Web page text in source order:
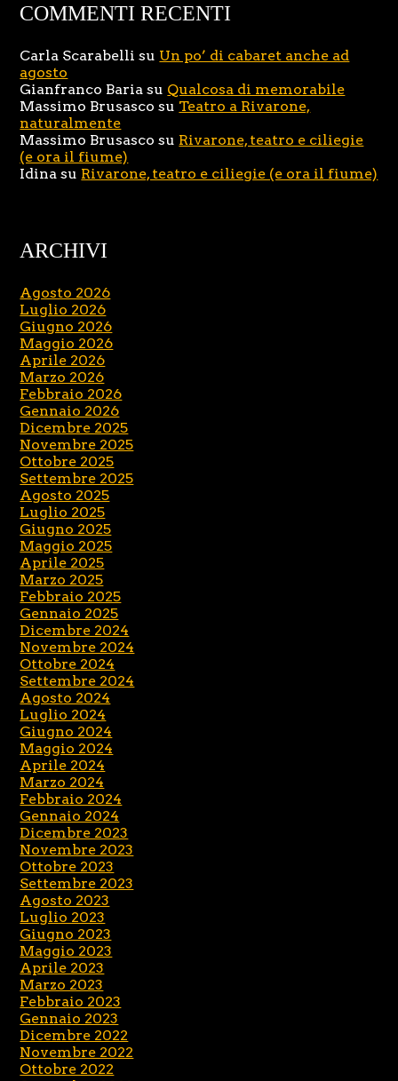
COMMENTI RECENTI
Carla Scarabelli su Un po’ di cabaret anche ad
agosto
Gianfranco Baria su Qualcosa di memorabile
Massimo Brusasco su Teatro a Rivarone,
naturalmente
Massimo Brusasco su Rivarone, teatro e ciliegie
(e ora il fiume)
Idina su Rivarone, teatro e ciliegie (e ora il fiume)
ARCHIVI
Agosto 2026
Luglio 2026
Giugno 2026
Maggio 2026
Aprile 2026
Marzo 2026
Febbraio 2026
Gennaio 2026
Dicembre 2025
Novembre 2025
Ottobre 2025
Settembre 2025
Agosto 2025
Luglio 2025
Giugno 2025
Maggio 2025
Aprile 2025
Marzo 2025
Febbraio 2025
Gennaio 2025
Dicembre 2024
Novembre 2024
Ottobre 2024
Settembre 2024
Agosto 2024
Luglio 2024
Giugno 2024
Maggio 2024
Aprile 2024
Marzo 2024
Febbraio 2024
Gennaio 2024
Dicembre 2023
Novembre 2023
Ottobre 2023
Settembre 2023
Agosto 2023
Luglio 2023
Giugno 2023
Maggio 2023
Aprile 2023
Marzo 2023
Febbraio 2023
Gennaio 2023
Dicembre 2022
Novembre 2022
Ottobre 2022